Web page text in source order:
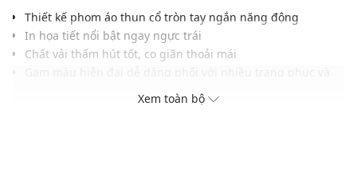
Thiết kế phom áo thun cổ tròn tay ngắn năng động
In họa tiết nổi bật ngay ngực trái
Chất vải thấm hút tốt, co giãn thoải mái
Xem toàn bộ